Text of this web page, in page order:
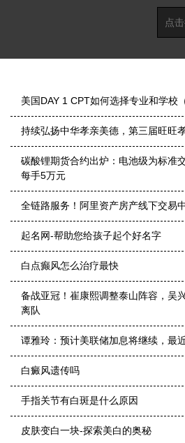
美国DAY 1 CPT如何选择专业和学校
持续弘扬中华孝亲美德，第三届旺旺
碳酸锂期货合约出炉：电池级为标准
每手5万元
全链路服务！阿里资产房产线下交易
起名网-帮助您给孩子起个好名字
白点癫风怎么治疗最快
备战亚冠！崔康熙调整泰山阵容，吴
离队
谭雅玲：预计美联储加息将继续，最
白癜风遗传吗
手指关节有白斑是什么原因
皮肤变白一块-探索美白的奥秘